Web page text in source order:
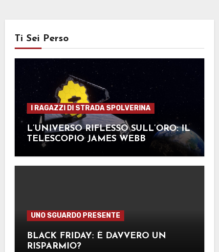
Ti Sei Perso
I RAGAZZI DI STRADA SPOLVERINA
L’UNIVERSO RIFLESSO SULL’ORO: IL
TELESCOPIO JAMES WEBB
UNO SGUARDO PRESENTE
BLACK FRIDAY: È DAVVERO UN
RISPARMIO?